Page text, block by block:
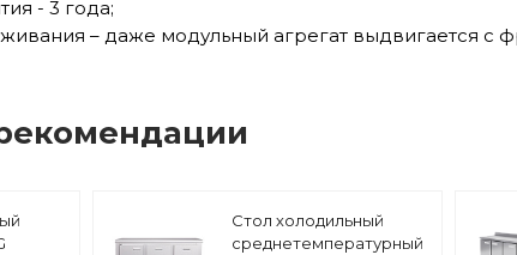
- 3 года;
– даже модульный агрегат выдвигается с
Стол холодильный
среднетемпературный